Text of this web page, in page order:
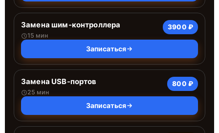
Замена шим-контроллера
15 мин
3900 ₽
Записаться
Замена USB-портов
25 мин
800 ₽
Записаться